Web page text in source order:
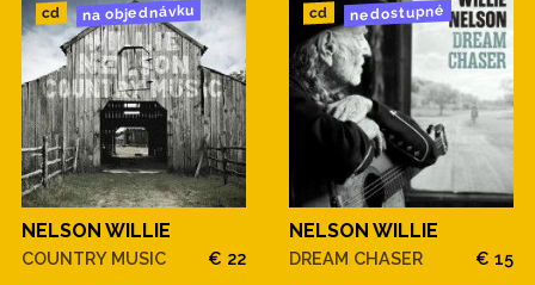
cd na objednávku
NELSON WILLIE
COUNTRY MUSIC € 22
cd nedostupné
NELSON WILLIE
DREAM CHASER € 15